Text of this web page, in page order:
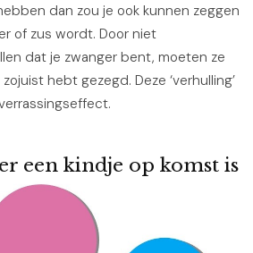
dan zou je ook kunnen zeggen
of zus wordt. Door niet
dat je zwanger bent, moeten ze
hebt gezegd. Deze ‘verhulling’
een kindje op komst is